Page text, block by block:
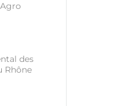
des
Rhône